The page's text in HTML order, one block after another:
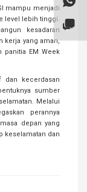
mampu menjadi
level lebih tinggi.
kesadaran
kerja yang aman,
panitia EM Week
dan kecerdasan
sumber
Melalui
perannya
depan yang
keselamatan dan